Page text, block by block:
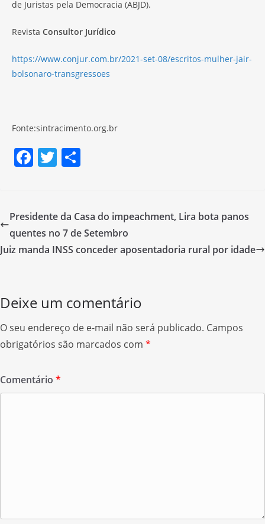
de Juristas pela Democracia (ABJD).
Revista Consultor Jurídico
https://www.conjur.com.br/2021-set-08/escritos-mulher-jair-
bolsonaro-transgressoes
Fonte:sintracimento.org.br
F
e
b
o
T
er e
Presidente da Casa do impeachment, Lira bota panos
quentes no 7 de Setembro
Juiz manda INSS conceder aposentadoria rural por idade
Deixe um comentário
O seu endereço de e-mail não será publicado. Campos
obrigatórios são marcados com *
Comentário *